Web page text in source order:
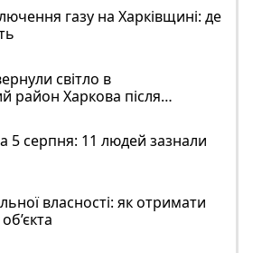
газу на Харківщині: де
світло в
район Харкова після
5 серпня: 11 людей зазнали
власності: як отримати